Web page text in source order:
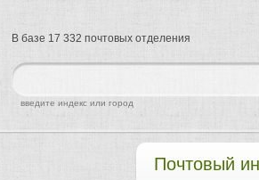
Почтовый
найти
введите индекс или город
В базе 17 332 почтовых отделения